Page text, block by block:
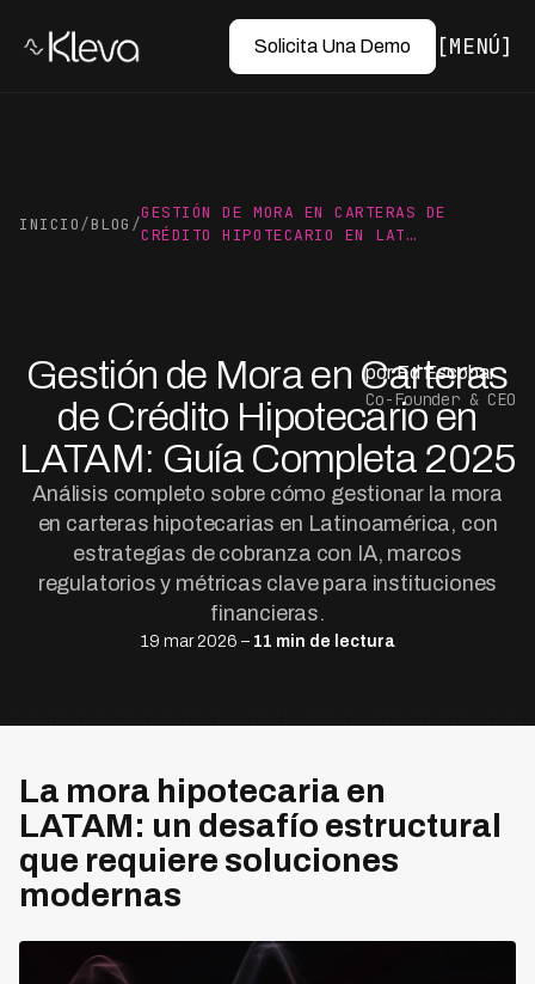
Solicita Una Demo MENÚ
INICIO/BLOG /
GESTIÓN DE MORA EN CARTERAS DE
CRÉDITO HIPOTECARIO EN LAT…
Gestión de Mora en Carteras
de Crédito Hipotecario en
LATAM: Guía Completa 2025
Análisis completo sobre cómo gestionar la mora
en carteras hipotecarias en Latinoamérica, con
estrategias de cobranza con IA, marcos
regulatorios y métricas clave para instituciones
financieras.
19 mar 2026 – 11 min de lectura
por Ed Escobar
Co-Founder & CEO
La mora hipotecaria en
LATAM: un desafío estructural
que requiere soluciones
modernas